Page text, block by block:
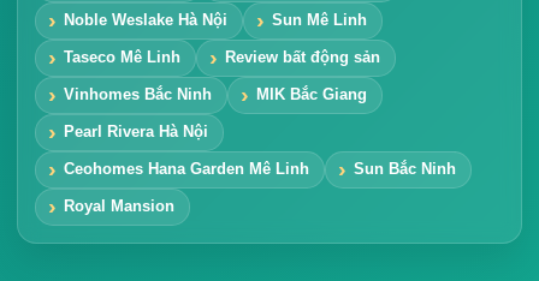
Noble Weslake Hà Nội Sun Mê Linh
Taseco Mê Linh Review bất động sản
Vinhomes Bắc Ninh MIK Bắc Giang
Pearl Rivera Hà Nội
Ceohomes Hana Garden Mê Linh Sun Bắc Ninh
Royal Mansion